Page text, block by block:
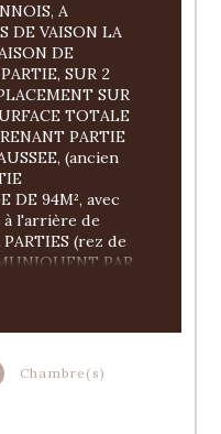
Chambre(s)
A
DE VAISON LA
DE
SUR 2
SUR
TOTALE
PARTIE
(ancien
DE 94M², avec
l'arrière de
(rez de
PAR
UNE
BAR, UNE